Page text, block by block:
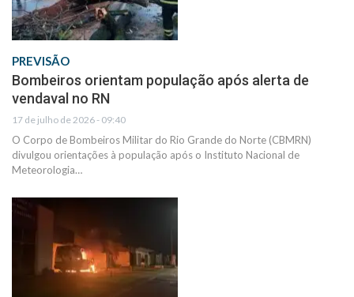
PREVISÃO
Bombeiros orientam população após alerta de
vendaval no RN
17 de julho de 2026 - 09:40
O Corpo de Bombeiros Militar do Rio Grande do Norte (CBMRN)
divulgou orientações à população após o Instituto Nacional de
Meteorologia…